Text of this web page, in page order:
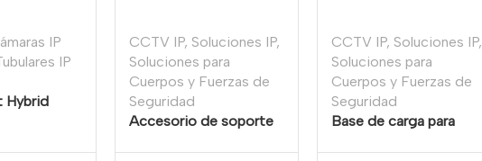
IP
IP
Hybrid
CCTV IP, Soluciones IP,
Soluciones para
Cuerpos y Fuerzas de
Seguridad
Accesorio de soporte
CCTV IP, Soluciones IP,
Soluciones para
Cuerpos y Fuerzas de
Seguridad
Base de carga para